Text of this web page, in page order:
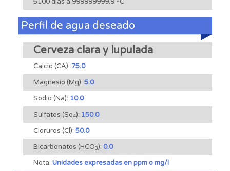
Perfil de agua deseado
Cerveza clara y lupulada
Calcio (CA): 75.0
Magnesio (Mg): 5.0
Sodio (Na): 10.0
Sulfatos (So4): 150.0
Cloruros (Cl): 50.0
Bicarbonatos (HCO3): 0.0
Nota: Unidades expresadas en ppm o mg/l